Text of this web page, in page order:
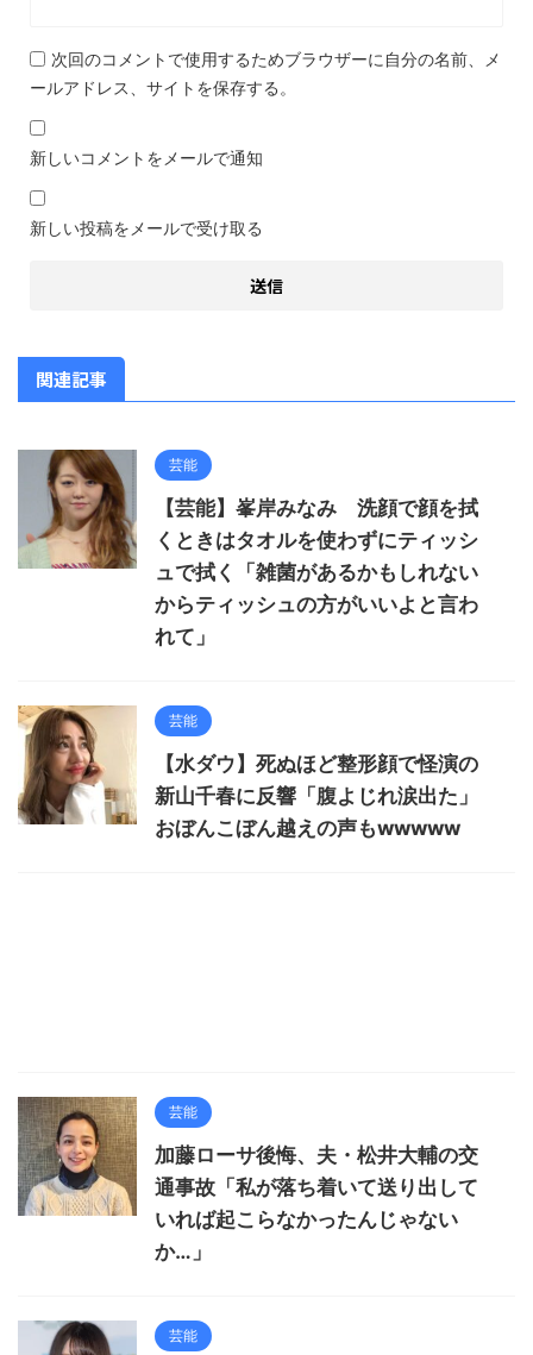
次回のコメントで使用するためブラウザーに自分の名前、メ
ールアドレス、サイトを保存する。
新しいコメントをメールで通知
新しい投稿をメールで受け取る
関連記事
芸能
【芸能】峯岸みなみ 洗顔で顔を拭
くときはタオルを使わずにティッシ
ュで拭く「雑菌があるかもしれない
からティッシュの方がいいよと言わ
れて」
芸能
【水ダウ】死ぬほど整形顔で怪演の
新山千春に反響「腹よじれ涙出た」
おぼんこぼん越えの声もwwwww
芸能
加藤ローサ後悔、夫・松井大輔の交
通事故「私が落ち着いて送り出して
いれば起こらなかったんじゃない
か…」
芸能